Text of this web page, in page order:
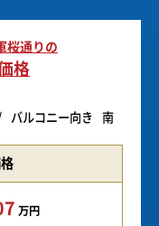
桜通りの
格
バルコニー向き 南
万円